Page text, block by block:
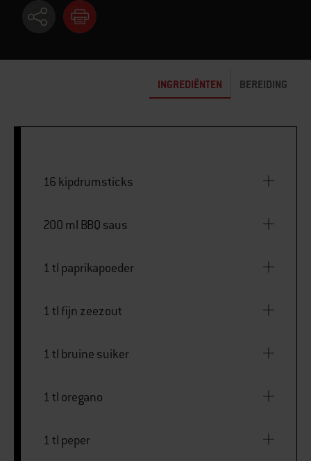
INGREDIËNTEN BEREIDING
16 kipdrumsticks
200 ml BBQ saus
1 tl paprikapoeder
1 tl fijn zeezout
1 tl bruine suiker
1 tl oregano
1 tl peper